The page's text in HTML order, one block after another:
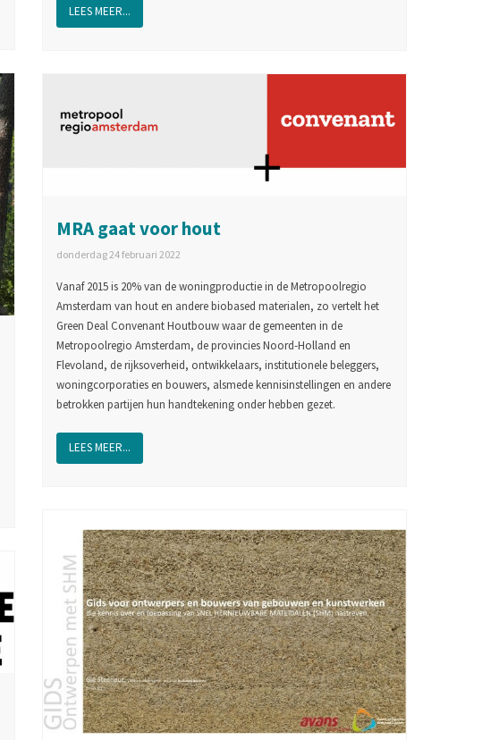
LEES MEER...
MRA gaat voor hout
donderdag 24 februari 2022
Vanaf 2015 is 20% van de woningproductie in de Metropoolregio
Amsterdam van hout en andere biobased materialen, zo vertelt het
Green Deal Convenant Houtbouw waar de gemeenten in de
Metropoolregio Amsterdam, de provincies Noord-Holland en
Flevoland, de rijksoverheid, ontwikkelaars, institutionele beleggers,
woningcorporaties en bouwers, alsmede kennisinstellingen en andere
betrokken partijen hun handtekening onder hebben gezet.
LEES MEER...